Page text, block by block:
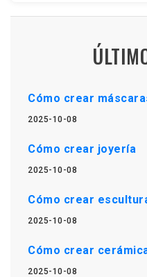
Cómo crear
2025-10-08
Cómo crear joyería
2025-10-08
Cómo crear
2025-10-08
Cómo crear
2025-10-08